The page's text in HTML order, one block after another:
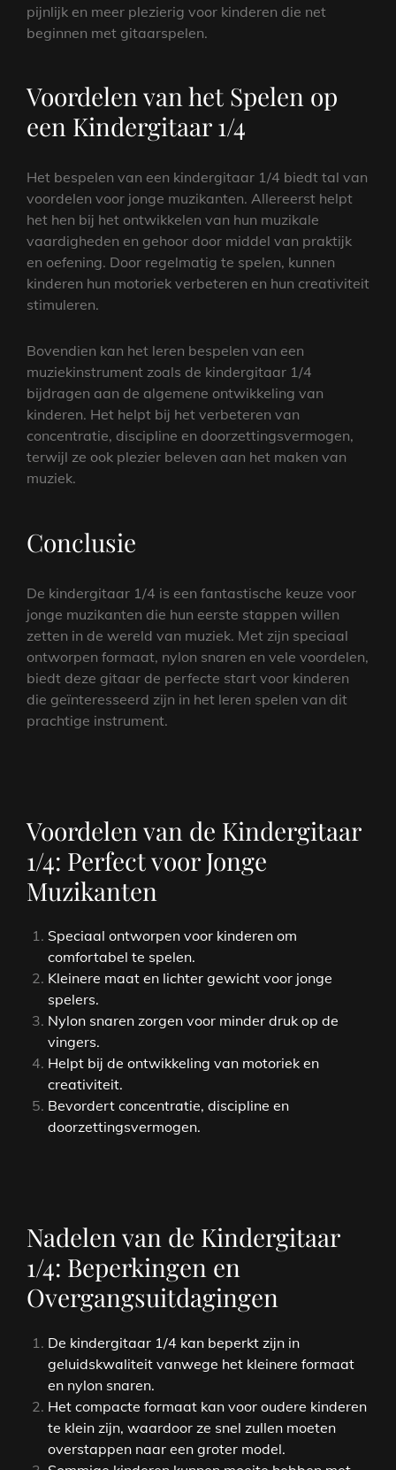
pijnlijk en meer plezierig voor kinderen die net
beginnen met gitaarspelen.
Voordelen van het Spelen op
een Kindergitaar 1/4
Het bespelen van een kindergitaar 1/4 biedt tal van
voordelen voor jonge muzikanten. Allereerst helpt
het hen bij het ontwikkelen van hun muzikale
vaardigheden en gehoor door middel van praktijk
en oefening. Door regelmatig te spelen, kunnen
kinderen hun motoriek verbeteren en hun creativiteit
stimuleren.
Bovendien kan het leren bespelen van een
muziekinstrument zoals de kindergitaar 1/4
bijdragen aan de algemene ontwikkeling van
kinderen. Het helpt bij het verbeteren van
concentratie, discipline en doorzettingsvermogen,
terwijl ze ook plezier beleven aan het maken van
muziek.
Conclusie
De kindergitaar 1/4 is een fantastische keuze voor
jonge muzikanten die hun eerste stappen willen
zetten in de wereld van muziek. Met zijn speciaal
ontworpen formaat, nylon snaren en vele voordelen,
biedt deze gitaar de perfecte start voor kinderen
die geïnteresseerd zijn in het leren spelen van dit
prachtige instrument.
Voordelen van de Kindergitaar
1/4: Perfect voor Jonge
Muzikanten
Speciaal ontworpen voor kinderen om
comfortabel te spelen.
Kleinere maat en lichter gewicht voor jonge
spelers.
Nylon snaren zorgen voor minder druk op de
vingers.
Helpt bij de ontwikkeling van motoriek en
creativiteit.
Bevordert concentratie, discipline en
doorzettingsvermogen.
Nadelen van de Kindergitaar
1/4: Beperkingen en
Overgangsuitdagingen
De kindergitaar 1/4 kan beperkt zijn in
geluidskwaliteit vanwege het kleinere formaat
en nylon snaren.
Het compacte formaat kan voor oudere kinderen
te klein zijn, waardoor ze snel zullen moeten
overstappen naar een groter model.